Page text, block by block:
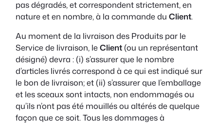
pas dégradés, et correspondent strictement, en
nature et en nombre, à la commande du Client.
Au moment de la livraison des Produits par le
Service de livraison, leClient(ou un représentant
désigné) devra : (i) s’assurer que le nombre
d’articles livrés correspond à ce qui est indiqué sur
le bon de livraison; et (ii) s’assurer que l’emballage
et les sceaux sont intacts, non endommagés ou
qu’ils n’ont pas été mouillés ou altérés de quelque
façon que ce soit. Tous les dommages à